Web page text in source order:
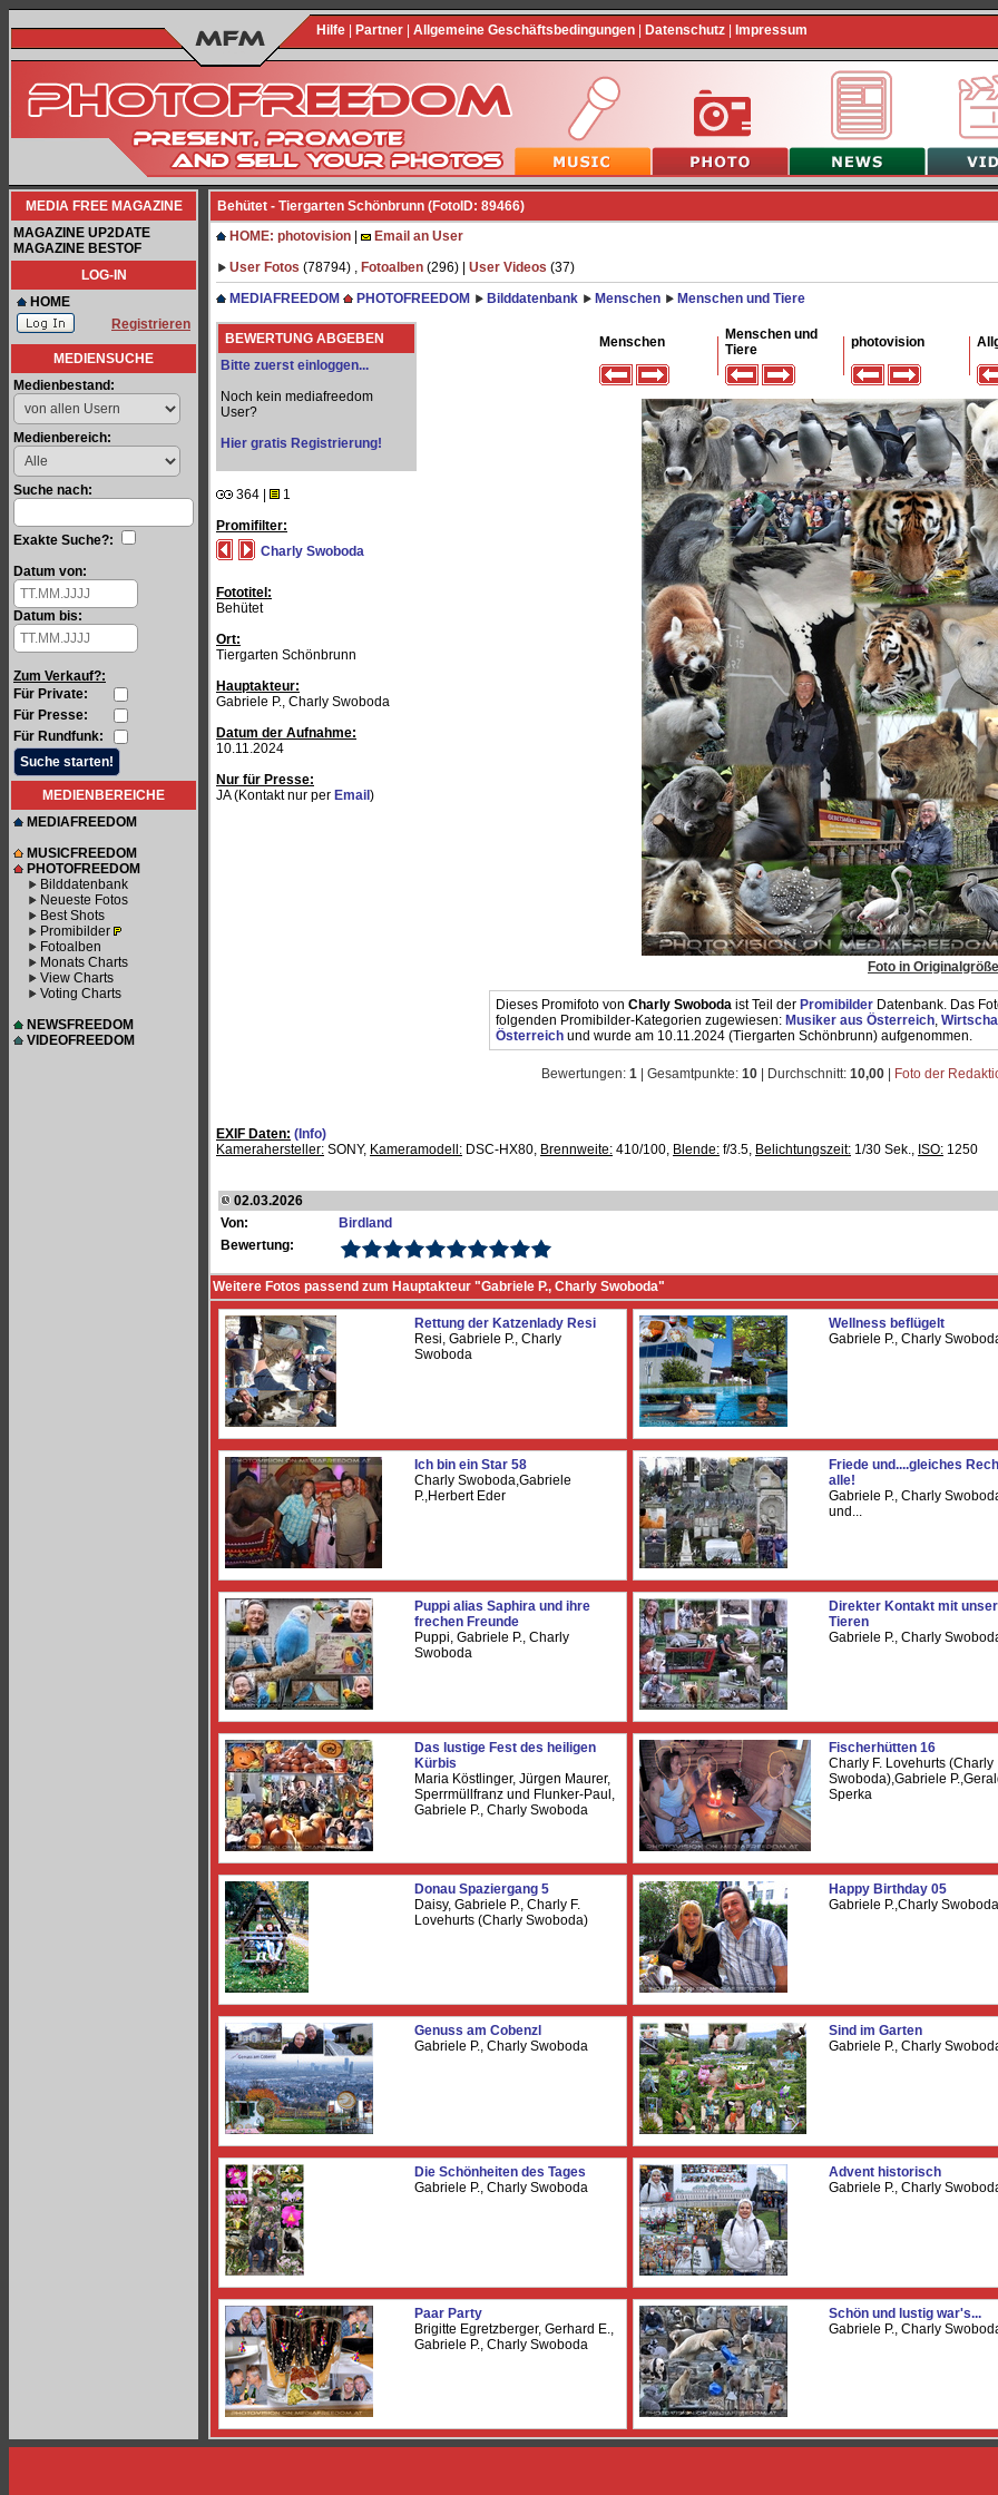
Hilfe Partner Allgemeine Geschäftsbedingungen Datenschutz Impressum
MEDIA FREE MAGAZINE
MAGAZINE UP2DATE
MAGAZINE BESTOF
LOG-IN
HOME
Registrieren
MEDIENSUCHE
Medienbestand:
Medienbereich:
Suche nach:
Exakte Suche?:
Datum von:
Datum bis:
Zum Verkauf?:
Für Private:
Für Presse:
Für Rundfunk:
MEDIENBEREICHE
MEDIAFREEDOM
MUSICFREEDOM
PHOTOFREEDOM
Bilddatenbank
Neueste Fotos
Best Shots
Promibilder
Fotoalben
Monats Charts
View Charts
Voting Charts
NEWSFREEDOM
VIDEOFREEDOM
Behütet - Tiergarten Schönbrunn (FotoID: 89466)
HOME: photovision
Email an User
User Fotos (78794) , Fotoalben (296) | User Videos (37)
MEDIAFREEDOM
PHOTOFREEDOM Bilddatenbank Menschen Menschen und Tiere
BEWERTUNG ABGEBEN
Bitte zuerst einloggen...
Noch kein mediafreedom
User?
Hier gratis Registrierung!
364 |
1
Promifilter:
Charly Swoboda
Fototitel:
Behütet
Ort:
Tiergarten Schönbrunn
Hauptakteur:
Gabriele P., Charly Swoboda
Datum der Aufnahme:
10.11.2024
Nur für Presse:
JA (Kontakt nur per Email )
Menschen
Menschen und
Tiere
photovision
Foto in
Dieses Promifoto von Charly Swoboda ist Teil der Promibilder Datenbank. Das
folgenden Promibilder-Kategorien zugewiesen: Musiker aus Österreich,
Österreich und wurde am 10.11.2024 (Tiergarten Schönbrunn) aufgenommen.
Bewertungen: 1 | Gesamtpunkte: 10 | Durchschnitt: 10,00 Foto der
EXIF Daten: (Info)
Kamerahersteller: SONY, Kameramodell: DSC-HX80, Brennweite: 410/100, Blende: f/3.5, Belichtungszeit: 1/30 Sek., ISO: 1250
02.03.2026
Von:
Birdland
Bewertung:
Weitere Fotos passend zum Hauptakteur "Gabriele P., Charly Swoboda"
Rettung der Katzenlady Resi
Resi, Gabriele P., Charly
Swoboda
Wellness beflügelt
Gabriele P., Charly
Ich bin ein Star 58
Charly Swoboda,Gabriele
P.,Herbert Eder
Friede und....gleiches
alle!
Gabriele P., Charly
und...
Puppi alias Saphira und ihre
frechen Freunde
Puppi, Gabriele P., Charly
Swoboda
Direkter Kontakt mit
Tieren
Gabriele P., Charly
Das lustige Fest des heiligen
Kürbis
Maria Köstlinger, Jürgen Maurer,
Sperrmüllfranz und Flunker-Paul,
Gabriele P., Charly Swoboda
Fischerhütten 16
Charly F. Lovehurts (Charly
Swoboda),Gabriele
Sperka
Donau Spaziergang 5
Daisy, Gabriele P., Charly F.
Lovehurts (Charly Swoboda)
Happy Birthday 05
Gabriele P.,Charly Swoboda
Genuss am Cobenzl
Gabriele P., Charly Swoboda
Sind im Garten
Gabriele P., Charly
Die Schönheiten des Tages
Gabriele P., Charly Swoboda
Advent historisch
Gabriele P., Charly
Paar Party
Brigitte Egretzberger, Gerhard E.,
Gabriele P., Charly Swoboda
Schön und lustig war's...
Gabriele P., Charly